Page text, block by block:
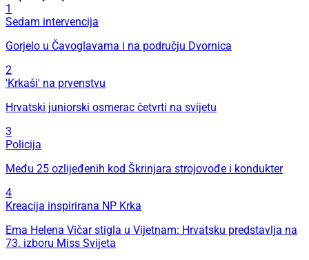
1
Sedam intervencija
Gorjelo u Čavoglavama i na području Dvornica
2
'Krkaši' na prvenstvu
Hrvatski juniorski osmerac četvrti na svijetu
3
Policija
Među 25 ozlijeđenih kod Škrinjara strojovođe i kondukter
4
Kreacija inspirirana NP Krka
Ema Helena Vičar stigla u Vijetnam: Hrvatsku predstavlja na
73. izboru Miss Svijeta